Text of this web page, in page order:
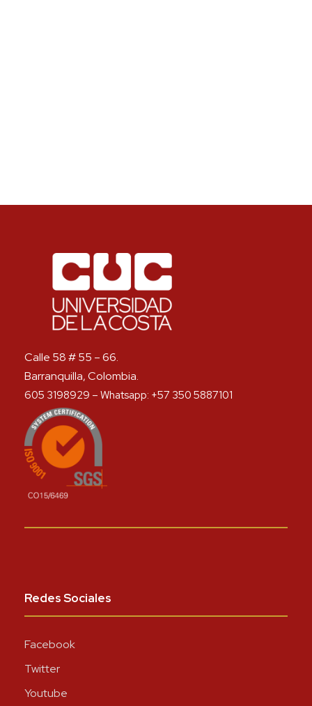
Calle 58 # 55 – 66.
Barranquilla, Colombia.
605 3198929 – Whatsapp: +57 350 5887101
Redes Sociales
Facebook
Twitter
Youtube